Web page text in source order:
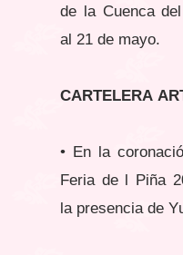
de la Cuenca
al 21 de mayo.
CARTELERA
• En la
Feria de l Piña
la presencia de